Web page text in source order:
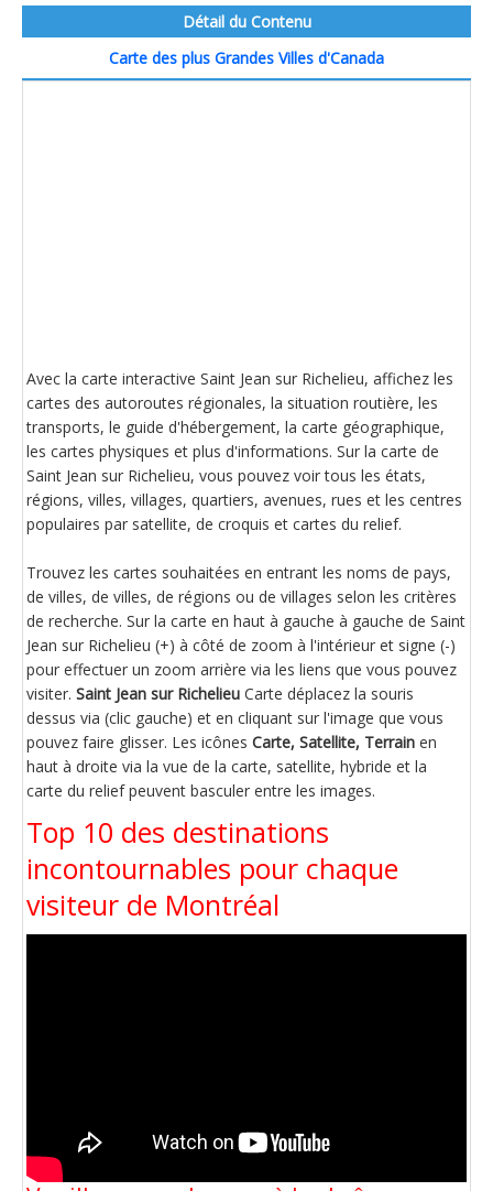
Détail du Contenu
Carte des plus Grandes Villes d'Canada
Avec la carte interactive Saint Jean sur Richelieu, affichez les
cartes des autoroutes régionales, la situation routière, les
transports, le guide d'hébergement, la carte géographique,
les cartes physiques et plus d'informations. Sur la carte de
Saint Jean sur Richelieu, vous pouvez voir tous les états,
régions, villes, villages, quartiers, avenues, rues et les centres
populaires par satellite, de croquis et cartes du relief.
Trouvez les cartes souhaitées en entrant les noms de pays,
de villes, de villes, de régions ou de villages selon les critères
de recherche. Sur la carte en haut à gauche à gauche de Saint
Jean sur Richelieu (+) à côté de zoom à l'intérieur et signe (-)
pour effectuer un zoom arrière via les liens que vous pouvez
visiter. Saint Jean sur Richelieu Carte déplacez la souris
dessus via (clic gauche) et en cliquant sur l'image que vous
pouvez faire glisser. Les icônes Carte, Satellite, Terrain en
haut à droite via la vue de la carte, satellite, hybride et la
carte du relief peuvent basculer entre les images.
Top 10 des destinations
incontournables pour chaque
visiteur de Montréal